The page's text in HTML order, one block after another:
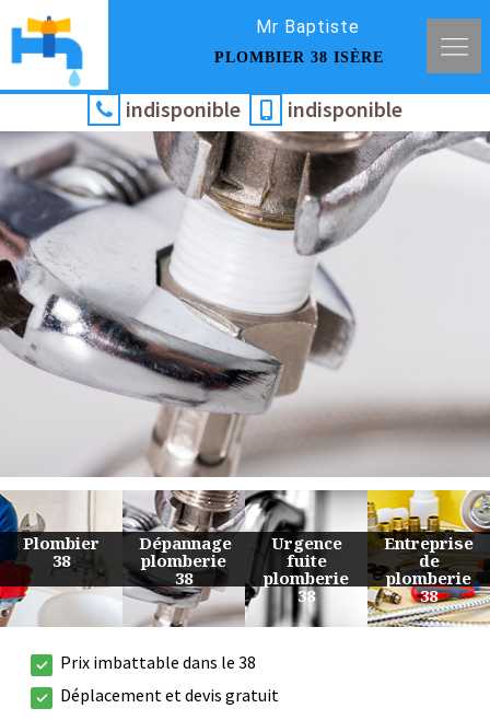
Mr Baptiste
PLOMBIER 38 ISÈRE
indisponible indisponible
Urgence
fuite
plomberie
38
Entreprise
de
plomberie
38
Travaux
de
plomberie
38
Devis
plomberie
38
Prix imbattable dans le 38
Déplacement et devis gratuit